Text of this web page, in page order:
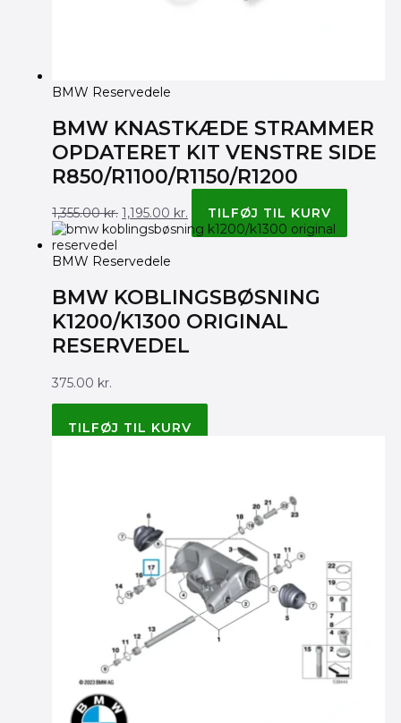
BMW Reservedele
BMW KNASTKÆDE STRAMMER
OPDATERET KIT VENSTRE SIDE
R850/R1100/R1150/R1200
1,355.00kr. 1,195.00 kr. TILFØJ TIL KURV
BMW Reservedele
BMW KOBLINGSBØSNING
K1200/K1300 ORIGINAL
RESERVEDEL
375.00 kr.
BMW ORIGINAL 21217700526
TILFØJ TIL KURV